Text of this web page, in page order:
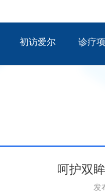
初访爱尔 诊疗
呵护双
发